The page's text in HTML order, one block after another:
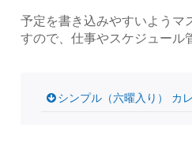
予定を書き込みやすいようマ
すので、仕事やスケジュール
シンプル（六曜入り） カ